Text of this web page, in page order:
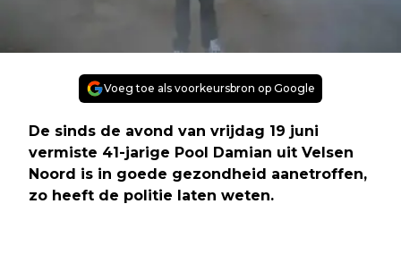
Voeg toe als voorkeursbron op Google
De sinds de avond van vrijdag 19 juni
vermiste 41-jarige Pool Damian uit Velsen
Noord is in goede gezondheid aanetroffen,
zo heeft de politie laten weten.